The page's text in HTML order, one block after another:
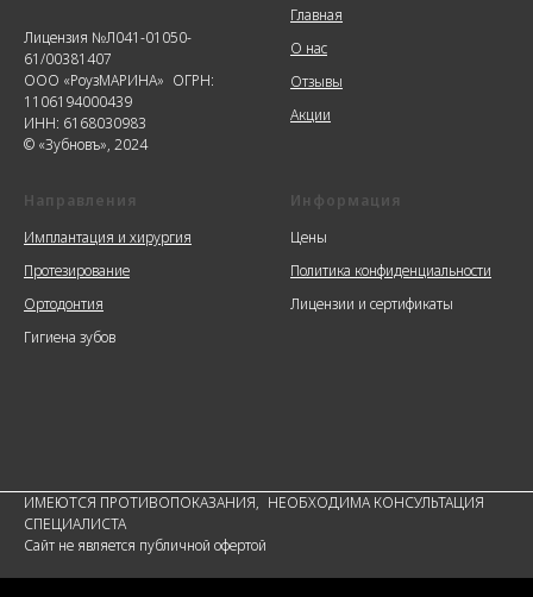
Лицензия №Л041-01050-
61/00381407
ООО «РоузМАРИНА» ОГРН:
1106194000439
ИНН: 6168030983
© «Зубновъ», 2024
Главная
О нас
Отзывы
Акции
Направления
Имплантация и хирургия
Протезирование
Ортодонтия
Гигиена зубов
Информация
Цены
Политика конфиденциальности
Лицензии и сертификаты
ИМЕЮТСЯ ПРОТИВОПОКАЗАНИЯ, НЕОБХОДИМА КОНСУЛЬТАЦИЯ
СПЕЦИАЛИСТА
Сайт не является публичной офертой